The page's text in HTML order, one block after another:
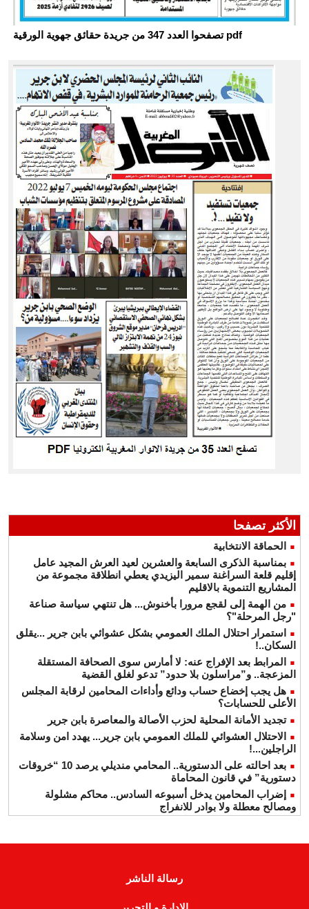
تصفحوا العدد 347 من جريدة حقائق جهوية الورقية pdf
الأكثر تصفحا
الحماقة الانتخابية
بمناسبة الذكرى السابعة والعشرين لعيد العرش المجيد عامل
إقليم قلعة السراغنة سمير اليزيدي يعطي انطلاقة مجموعة من
المشاريع التنموية بالاقليم
من الهمة إلى لقجع مرورا بأخنوش... هل تنتهي سياسة صناعة
"رجل المرحلة"؟
استمرار احتلال الملك العمومي بشكل عشوائي بابن جرير ...يقلق
السكان..!
المرابط بعد الإفراج عنه: لا أمارس سوى الصحافة المستقلة
المزعجة.. و”مراسلون بلا حدود” تدعو لغلق القضية
هل يجب إخضاع حساب ودائع وأداءات المحامين لرقابة المجلس
الأعلى للحسابات؟
تجديد الأمانة المحلية لحزب الأصالة والمعاصرة بابن جرير
الاحتلال العشوائي للملك العمومي بابن جرير... يهدد امن وسلامة
الراجلين...!
بعد احالته على الدستورية.. المحامي منديلي يرصد 10 “خروقات
دستورية” في قانون المحاماة
إضراب المحامين يدخل أسبوعه السادس.. محاكم مشلولة
ومصالح معطلة ولا بوادر للانفراج
رسالة الناشر